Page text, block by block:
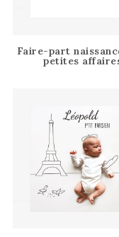
Faire-part
petites